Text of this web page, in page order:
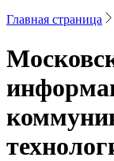
Главная страница